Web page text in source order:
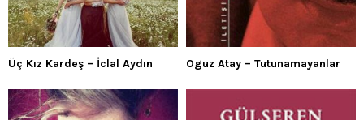
Üç Kız Kardeş – İclal Aydın Oguz Atay – Tutunamayanlar